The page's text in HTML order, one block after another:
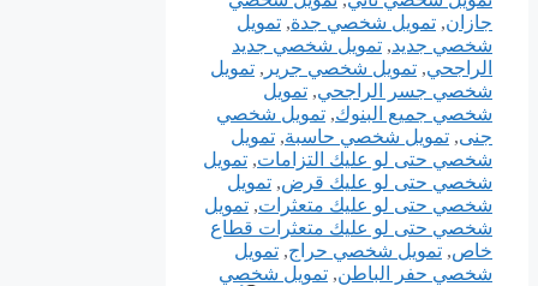
جازان, تمويل شخصي جدة, تمويل
شخصي جديد, تمويل شخصي جديد
الراجحي, تمويل شخصي جرير , تمويل
شخصي جسر الراجحي, تمويل
شخصي جميع البنوك, تمويل شخصي
جنى, تمويل شخصي حاسبة, تمويل
شخصي حتى لو عليك التزامات, تمويل
شخصي حتى لو عليك قرض, تمويل
شخصي حتى لو عليك متعثرات, تمويل
شخصي حتى لو عليك متعثرات قطاع
خاص, تمويل شخصي حراج, تمويل
شخصي حفر الباطن, تمويل شخصي